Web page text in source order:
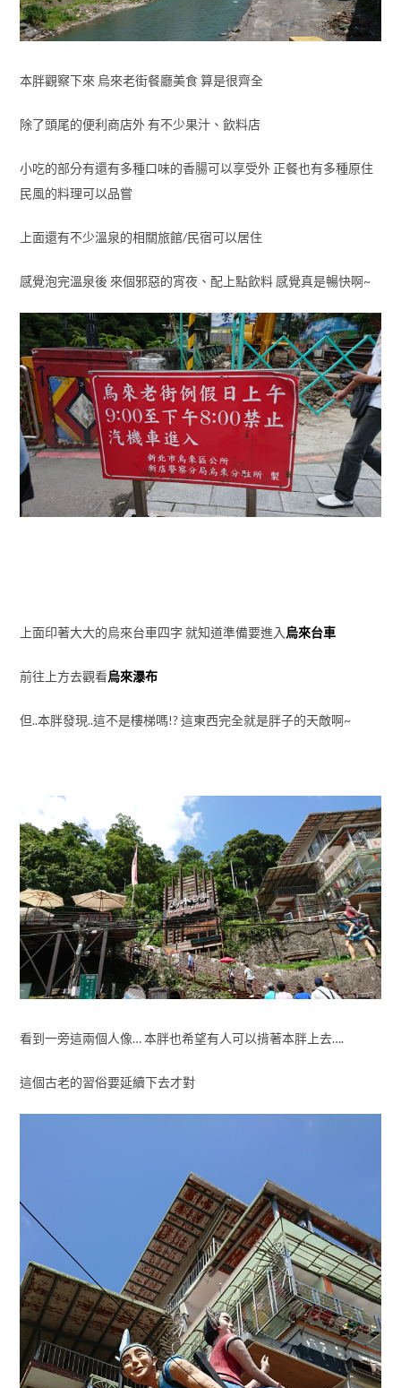
本胖觀察下來 烏來老街餐廳美食 算是很齊全
除了頭尾的便利商店外 有不少果汁、飲料店
小吃的部分有還有多種口味的香腸可以享受外 正餐也有多種原住
民風的料理可以品嘗
上面還有不少溫泉的相關旅館/民宿可以居住
感覺泡完溫泉後 來個邪惡的宵夜、配上點飲料 感覺真是暢快啊~
上面印著大大的烏來台車四字 就知道準備要進入 烏來台車
前往上方去觀看烏來瀑布
但..本胖發現..這不是樓梯嗎!? 這東西完全就是胖子的天敵啊~
看到一旁這兩個人像… 本胖也希望有人可以揹著本胖上去….
這個古老的習俗要延續下去才對